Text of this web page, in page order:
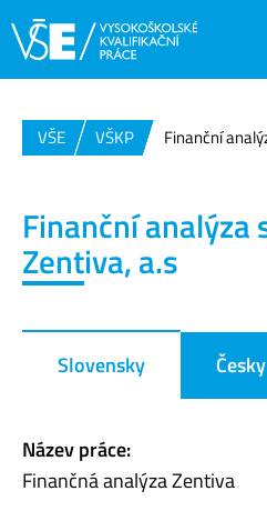
VŠE VŠKP Finanční
Finanční analýza
Zentiva, a.s
Slovensky Česky
Název práce:
Finančná analýza Zentiva